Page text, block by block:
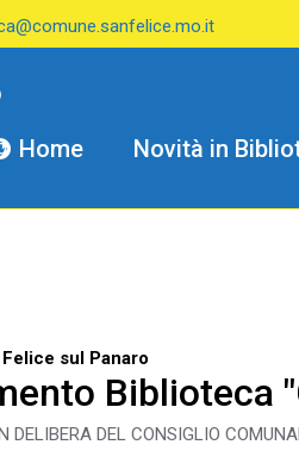
Home Novità in
sul Panaro
Biblioteca
DELIBERA DEL CONSIGLIO